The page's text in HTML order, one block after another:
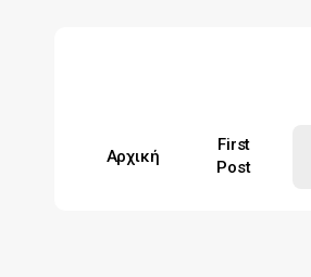
Αρχική
First
Post